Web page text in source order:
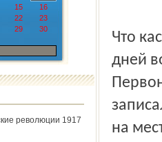
15
16
22
23
29
30
революции 1917
Что
дней
на